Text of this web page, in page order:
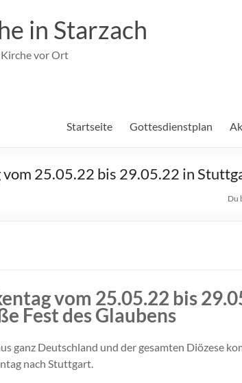
in Starzach
vor Ort
Startseite Gottesdienstplan
25.05.22 bis 29.05.22 in
Du
vom 25.05.22 bis
Fest des Glaubens
ganz Deutschland und der gesamten Diözese
nach Stuttgart.